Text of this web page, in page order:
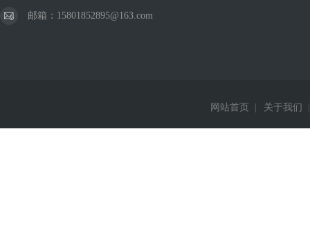
邮箱：15801852895@163.com
网站首页 关于我们